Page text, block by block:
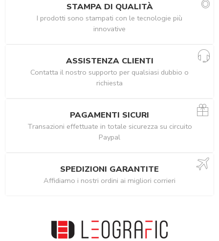
STAMPA DI QUALITÀ
I prodotti sono stampati con le tecnologie più
innovative
ASSISTENZA CLIENTI
Contatta il nostro supporto per qualsiasi dubbio o
richiesta
PAGAMENTI SICURI
Transazioni effettuate in totale sicurezza su circuito
Paypal
SPEDIZIONI GARANTITE
Affidiamo i nostri ordini ai migliori corrieri